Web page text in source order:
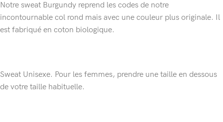
Notre sweat Burgundy reprend les codes de notre
incontournable col rond mais avec une couleur plus originale. Il
est fabriqué en coton biologique.
Sweat Unisexe. Pour les femmes, prendre une taille en dessous
de votre taille habituelle.